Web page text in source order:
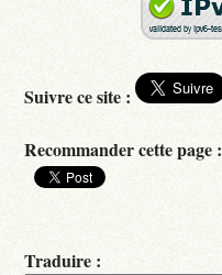
Suivre ce site :
Recommander cette page :
Traduire :